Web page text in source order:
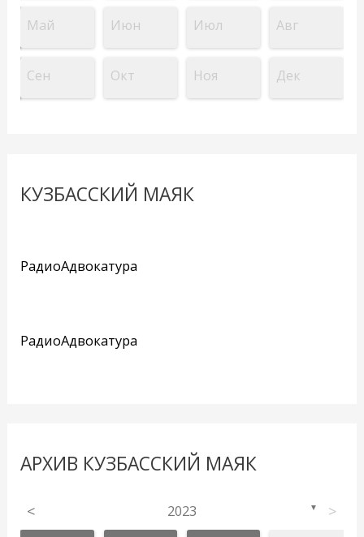
Май Июн Июл Авг
Сен Окт Ноя Дек
КУЗБАССКИЙ МАЯК
РадиоАдвокатура
РадиоАдвокатура
АРХИВ КУЗБАССКИЙ МАЯК
< 2023 ▼ >